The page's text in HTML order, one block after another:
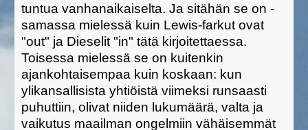
tuntua vanhanaikaiselta. Ja sitähän se on -
samassa mielessä kuin Lewis-farkut ovat
"out" ja Dieselit "in" tätä kirjoitettaessa.
Toisessa mielessä se on kuitenkin
ajankohtaisempaa kuin koskaan: kun
ylikansallisista yhtiöistä viimeksi runsaasti
puhuttiin, olivat niiden lukumäärä, valta ja
vaikutus maailman ongelmiin vähäisemmät